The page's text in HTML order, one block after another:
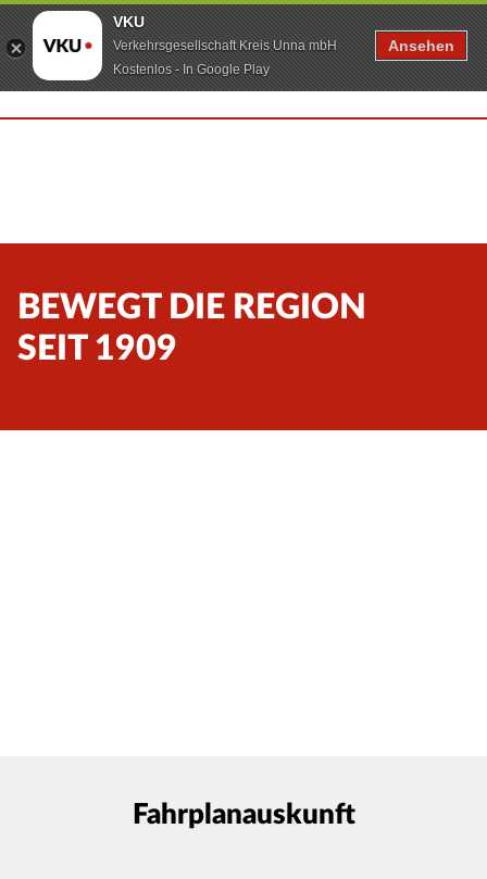
BEWEGT DIE REGION
SEIT 1909
Fahrplanauskunft
VKU
Verkehrsgesellschaft Kreis Unna mbH
Kostenlos - In Google Play
Ansehen